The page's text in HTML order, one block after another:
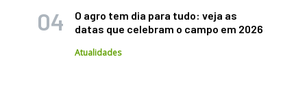
O agro tem dia para tudo: veja as
datas que celebram o campo em 2026
Atualidades